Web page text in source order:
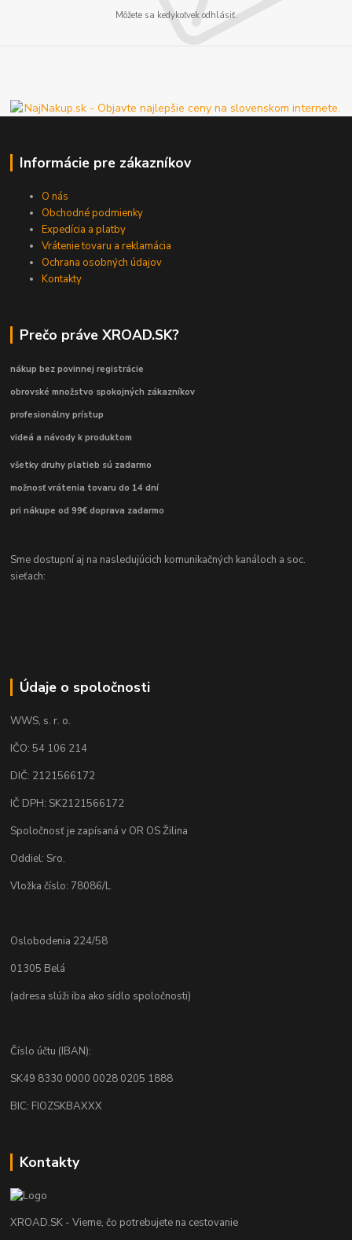
Môžete sa kedykoľvek odhlásiť.
Informácie pre zákazníkov
O nás
Obchodné podmienky
Expedícia a platby
Vrátenie tovaru a reklamácia
Ochrana osobných údajov
Kontakty
Prečo práve XROAD.SK?
nákup bez povinnej registrácie
obrovské množstvo spokojných zákazníkov
profesionálny prístup
videá a návody k produktom
všetky druhy platieb sú zadarmo
možnosť vrátenia tovaru do 14 dní
pri nákupe od 99€ doprava zadarmo
Sme dostupní aj na nasledujúcich komunikačných kanáloch a soc.
sieťach:
Údaje o spoločnosti
WWS, s. r. o.
IČO: 54 106 214
DIČ: 2121566172
IČ DPH: SK2121566172
Spoločnosť je zapísaná v OR OS Žilina
Oddiel: Sro.
Vložka číslo: 78086/L
Oslobodenia 224/58
01305 Belá
(adresa slúži iba ako sídlo spoločnosti)
Číslo účtu (IBAN):
SK49 8330 0000 0028 0205 1888
BIC: FIOZSKBAXXX
Kontakty
XROAD.SK - Vieme, čo potrebujete na cestovanie